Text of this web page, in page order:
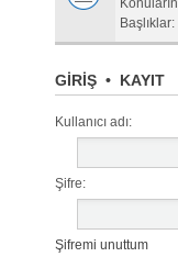
Başlıklar:
GIRIŞ• KAYIT
Kullanıcı adı:
Şifre:
Şifremi unuttum